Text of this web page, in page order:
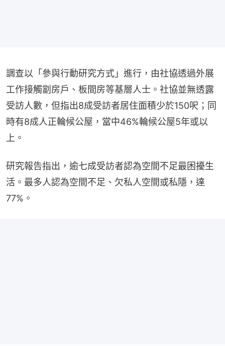
調查以「參與行動研究方式」進行，由社協透過外展
工作接觸劏房戶、板間房等基層人士。社協並無透露
受訪人數，但指出8成受訪者居住面積少於150呎；同
時有8成人正輪候公屋，當中46%輪候公屋5年或以
上。
研究報告指出，逾七成受訪者認為空間不足最困擾生
活。最多人認為空間不足、欠私人空間或私隱，達
77%。